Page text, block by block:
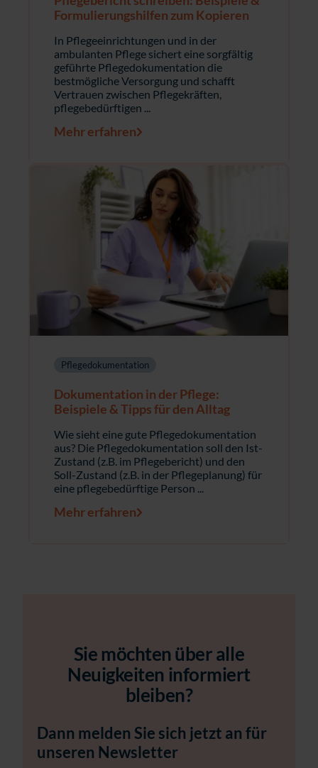
Formulierungs­hilfen zum Kopieren
In Pflegeeinrichtungen und in der
ambulanten Pflege sichert eine sorgfältig
geführte Pflegedokumentation die
bestmögliche Versorgung und schafft
Vertrauen zwischen Pflegekräften,
pflegebedürftigen ...
Mehr erfahren
Pflegedokumentation
Dokumentation in der Pflege:
Beispiele & Tipps für den Alltag
Wie sieht eine gute Pflegedokumentation
aus? Die Pflegedokumentation soll den Ist-
Zustand (z.B. im Pflegebericht) und den
Soll-Zustand (z.B. in der Pflegeplanung) für
eine pflegebedürftige Person ...
Mehr erfahren
Sie möchten über alle
Neuigkeiten informiert
bleiben?
Dann melden Sie sich jetzt an für
unseren Newsletter